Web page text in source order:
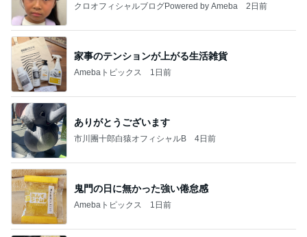
クロオフィシャルブログPowered by Ameba 2日前
家事のテンションが上がる生活雑貨
Amebaトピックス 1日前
ありがとうございます
市川團十郎白猿オフィシャルB 4日前
鬼門の日に無かった強い倦怠感
Amebaトピックス 1日前